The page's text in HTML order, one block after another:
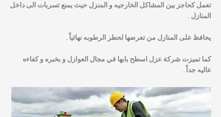
تعمل كحاجز بين المشاكل الخارجيه و المنزل حيث يمنع تسربات الى داخل
المنازل .
يحافظ على المنازل من تعرضها لحطر الرطوبه نهائياً .
كما تميزت شركة عزل اسطح بابها في مجال العوازل و بخبره و كفاءه
عاليه جداً .